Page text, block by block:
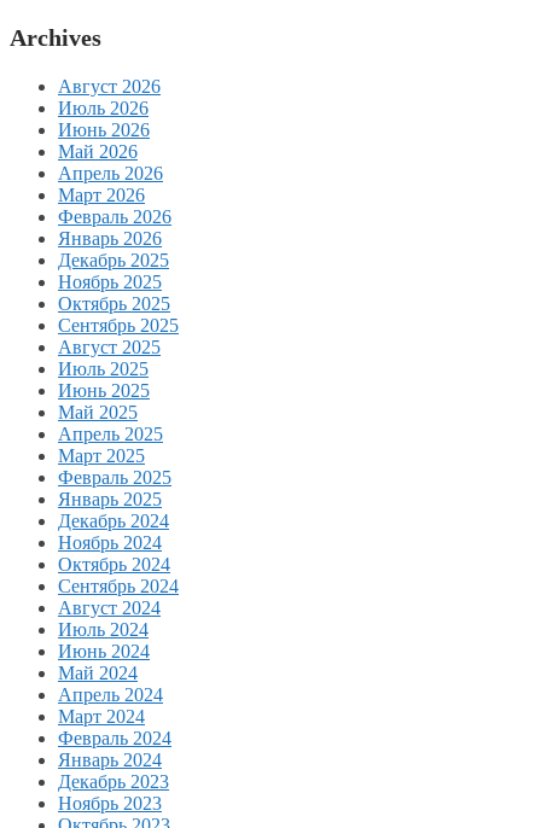
Archives
Август 2026
Июль 2026
Июнь 2026
Май 2026
Апрель 2026
Март 2026
Февраль 2026
Январь 2026
Декабрь 2025
Ноябрь 2025
Октябрь 2025
Сентябрь 2025
Август 2025
Июль 2025
Июнь 2025
Май 2025
Апрель 2025
Март 2025
Февраль 2025
Январь 2025
Декабрь 2024
Ноябрь 2024
Октябрь 2024
Сентябрь 2024
Август 2024
Июль 2024
Июнь 2024
Май 2024
Апрель 2024
Март 2024
Февраль 2024
Январь 2024
Декабрь 2023
Ноябрь 2023